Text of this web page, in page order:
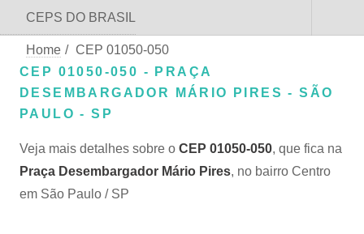
CEPS DO BRASIL
Home / CEP 01050-050
CEP 01050-050 - PRAÇA
DESEMBARGADOR MÁRIO PIRES - SÃO
PAULO - SP
Veja mais detalhes sobre o CEP 01050-050, que fica na
Praça Desembargador Mário Pires, no bairro Centro
em São Paulo / SP